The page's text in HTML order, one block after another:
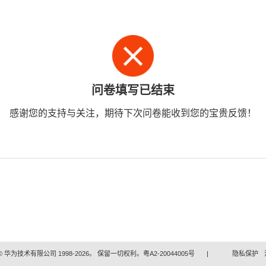
问卷填写已结束
感谢您的支持与关注，期待下次问卷能收到您的宝贵反馈！
华为技术有限公司 1998-2026。 保留一切权利。粤A2-20044005号 | 隐私保护